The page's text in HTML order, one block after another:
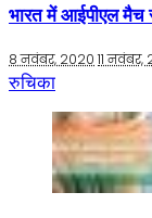
भारत में आईपीएल मैच
8 नवंबर, 2020 11 नवंबर,
रुचिका